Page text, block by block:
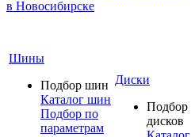
в Новосибирске
Шины
Подбор шин
Каталог шин
Подбор по
параметрам
Диски
Подбор
дисков